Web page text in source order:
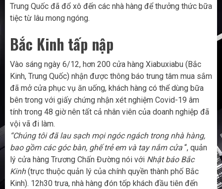
Trung Quốc đã đổ xô đến các nhà hàng để thưởng thức bữa
tiệc từ lâu mong ngóng.
Bắc Kinh tấp nập
Vào sáng ngày 6/12, hơn 200 cửa hàng Xiabuxiabu (Bắc
Kinh, Trung Quốc) nhận được thông báo trung tâm mua sắm
đã mở cửa phục vụ ăn uống, khách hàng có thể dùng bữa
bên trong với giấy chứng nhận xét nghiệm Covid-19 âm
tính trong 48 giờ nên tất cả nhân viên của doanh nghiệp đã
vội vã đi làm.
“Chúng tôi đã lau sạch mọi ngóc ngách trong nhà hàng,
bao gồm các góc bàn, ghế trẻ em và tay nắm cửa “, quản
lý cửa hàng Trương Chấn Đường nói với Nhật báo Bắc
Kinh(trực thuộc quản lý của chính quyền thành phố Bắc
Kinh). 12h30 trưa, nhà hàng đón tốp khách đầu tiên đến